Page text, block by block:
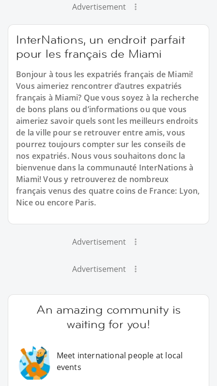
Advertisement
InterNations, un endroit parfait
pour les français de Miami
Bonjour à tous les expatriés français de Miami!
Vous aimeriez rencontrer d’autres expatriés
français à Miami? Que vous soyez à la recherche
de bons plans ou d’informations ou que vous
aimeriez savoir quels sont les meilleurs endroits
de la ville pour se retrouver entre amis, vous
pourrez toujours compter sur les conseils de
nos expatriés. Nous vous souhaitons donc la
bienvenue dans la communauté InterNations à
Miami! Vous y retrouverez de nombreux
français venus des quatre coins de France: Lyon,
Nice ou encore Paris.
Advertisement
Advertisement
An amazing community is
waiting for you!
Meet international people at local
events